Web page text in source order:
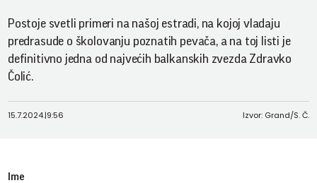
Postoje svetli primeri na našoj estradi, na kojoj vladaju
predrasude o školovanju poznatih pevača, a na toj listi je
definitivno jedna od najvećih balkanskih zvezda Zdravko
Čolić.
15.7.2024.|9:56 Izvor: Grand/S. Č.
Ime